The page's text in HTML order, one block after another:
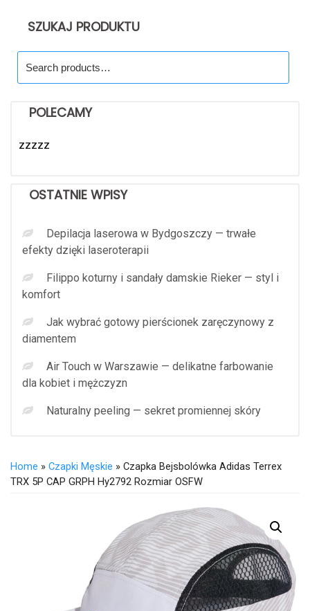
SZUKAJ PRODUKTU
for:
POLECAMY
zzzzz
OSTATNIE WPISY
Depilacja laserowa w Bydgoszczy — trwałe
efekty dzięki laseroterapii
Filippo koturny i sandały damskie Rieker — styl i
komfort
Jak wybrać gotowy pierścionek zaręczynowy z
diamentem
Air Touch w Warszawie — delikatne farbowanie
dla kobiet i mężczyzn
Naturalny peeling — sekret promiennej skóry
Home » Czapki Męskie » Czapka Bejsbolówka Adidas Terrex
TRX 5P CAP GRPH Hy2792 Rozmiar OSFW